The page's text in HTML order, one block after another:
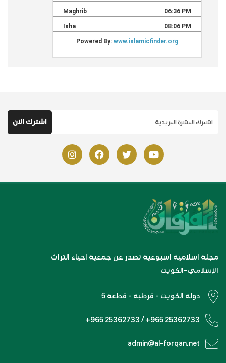
مجلة اسلامية اسبوعية تصدر عن جمعية احياء التراث
الإسلامي-الكويت
دولة الكويت - قرطبة - قطعة 5
+965 25362733 / +965 25362733
admin@al-forqan.net